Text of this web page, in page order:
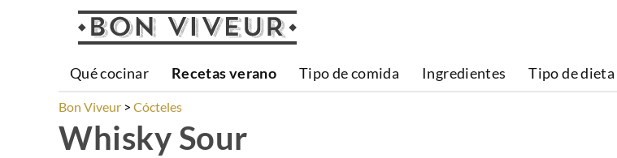
Qué cocinar Recetas verano Tipo de comida Ingredientes Tipo de dieta
Bon Viveur Cócteles
Whisky Sour